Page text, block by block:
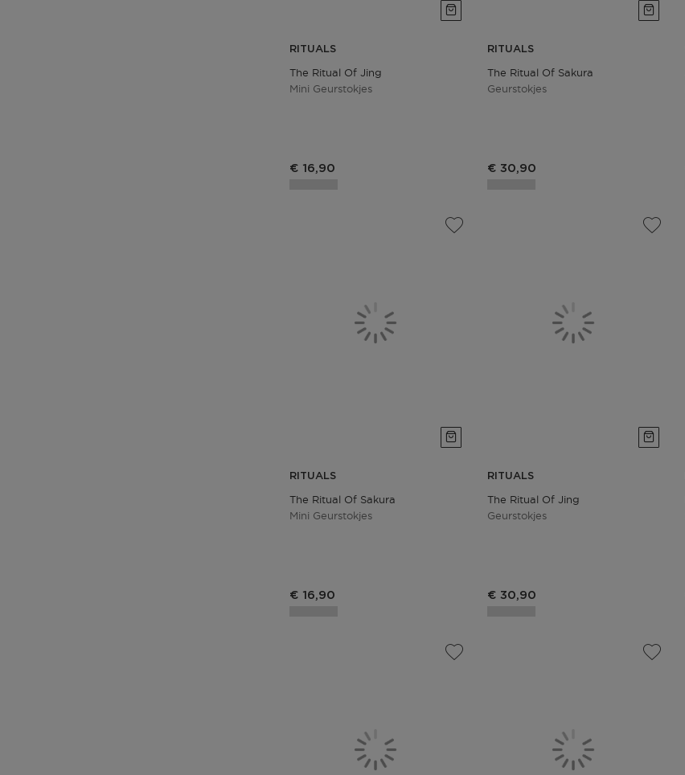
RITUALS
The Ritual Of Jing
Mini Geurstokjes
€ 16,90
RITUALS
The Ritual Of Sakura
Geurstokjes
€ 30,90
RITUALS
The Ritual Of Sakura
Mini Geurstokjes
€ 16,90
RITUALS
The Ritual Of Jing
Geurstokjes
€ 30,90